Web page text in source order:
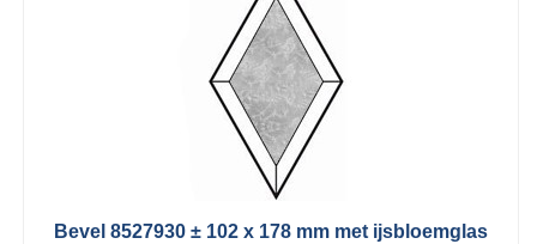
Bevel 8527930 ± 102 x 178 mm met ijsbloemglas